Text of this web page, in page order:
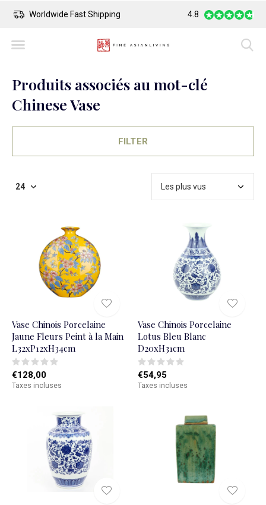
Safe Payment Largest Collection
4.8
Produits associés au mot-clé
Chinese Vase
FILTER
Vase Chinois Porcelaine
Jaune Fleurs Peint à la Main
L32xP12xH34cm
€128,00
Taxes incluses
Vase Chinois Porcelaine
Lotus Bleu Blanc
D20xH31cm
€54,95
Taxes incluses